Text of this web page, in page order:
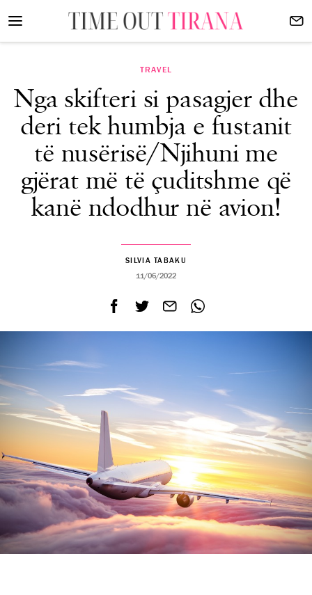
TRAVEL
Nga skifteri si pasagjer dhe
deri tek humbja e fustanit
të nusërisë/Njihuni me
gjërat më të çuditshme që
kanë ndodhur në avion!
SILVIA TABAKU
11/06/2022